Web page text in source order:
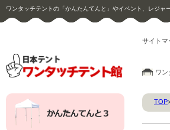
ワンタッチテントの「かんたんてんと」やイベント、レジ
サイトマ
ワン
TOP